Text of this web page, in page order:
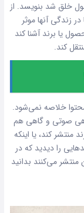
خلق شد بنویسد. از
زندگی آنها موثر
یا برند آشنا کند
کند.
خلاصه نمی‌شود.
صوتی و گاهی هم
کند، یا اینکه
را دیدید که در
می‌کنند بدانید